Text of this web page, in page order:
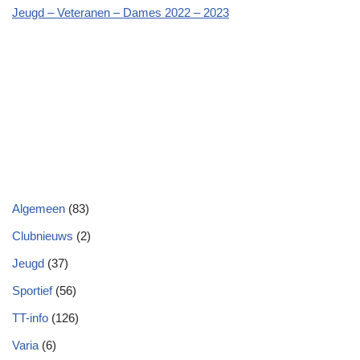
Jeugd – Veteranen – Dames 2022 – 2023
Algemeen (83)
Clubnieuws (2)
Jeugd (37)
Sportief(56)
TT-info (126)
Varia (6)